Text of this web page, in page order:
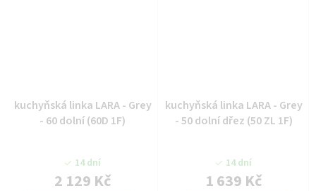
kuchyňská linka LARA - Grey
- 60 dolní (60D 1F)
14 dní
2 129 Kč
kuchyňská linka LARA - Grey
- 50 dolní dřez (50 ZL 1F)
14 dní
1 639 Kč